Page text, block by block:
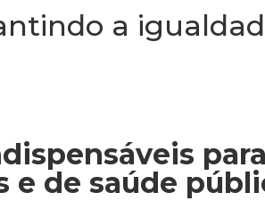
a
para
e de saúde